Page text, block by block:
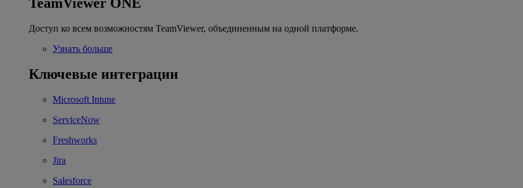
Доступ ко всем возможностям TeamViewer, объединенным на одной платформе.
Узнать больше
Ключевые интеграции
Microsoft Intune
ServiceNow
Freshworks
Jira
Salesforce